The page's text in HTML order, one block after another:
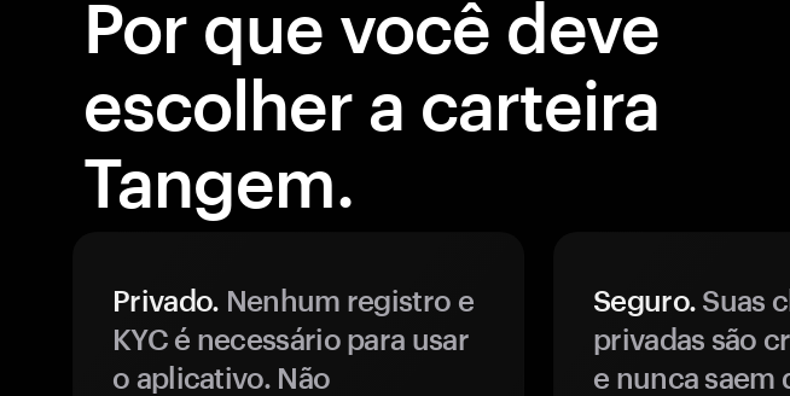
Por que você deve
escolher a carteira
Tangem.
Privado. Nenhum registro e
KYC é necessário para usar
o aplicativo. Não
Seguro. Suas
privadas são
e nunca saem